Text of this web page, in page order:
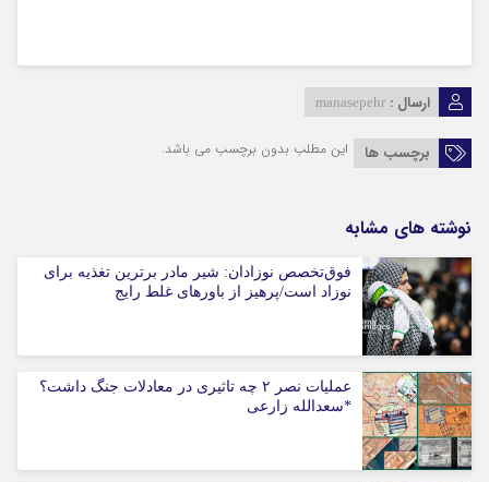
ارسال : manasepehr
برچسب ها این مطلب بدون برچسب می باشد.
نوشته های مشابه
فوق‌تخصص نوزادان: شیر مادر برترین تغذیه برای
نوزاد است/پرهیز از باورهای غلط رایج
عملیات نصر ۲ چه تاثیری در معادلات جنگ داشت؟
*سعدالله زارعی